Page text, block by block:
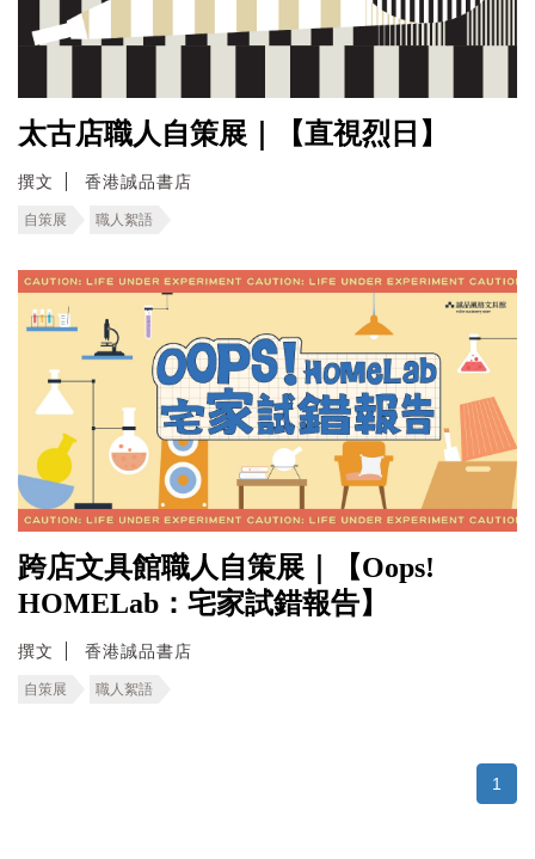
太古店職人自策展｜【直視烈日】
撰文 香港誠品書店
自策展 職人絮語
跨店文具館職人自策展｜【Oops!
HOMELab：宅家試錯報告】
撰文 香港誠品書店
自策展 職人絮語
1